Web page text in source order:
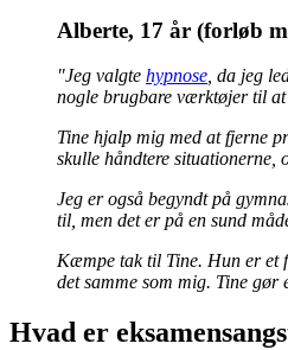
Alberte, 17 år (forløb
"Jeg valgte hypnose, da jeg
nogle brugbare værktøjer til
Tine hjalp mig med at fjerne
skulle håndtere situationerne,
Jeg er også begyndt på
til, men det er på en sund
Kæmpe tak til Tine. Hun er et
det samme som mig. Tine
Hvad er